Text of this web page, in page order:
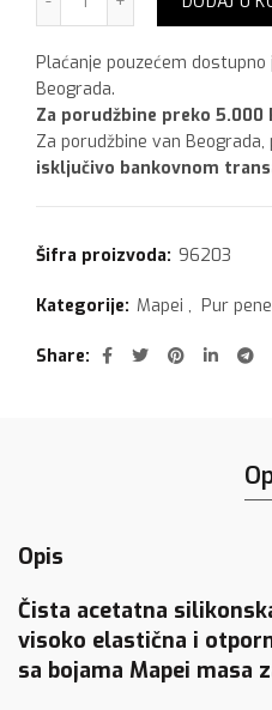
Plaćanje pouzećem
Beograda.
Za porudžbine preko 5.000
Za porudžbine van Beograda,
isključivo bankovnom
Šifra proizvoda: 96203
Kategorije: Mapei , Pur
Share
Opis
Čista acetatna
visoko elastična i
sa bojama Mapei masa